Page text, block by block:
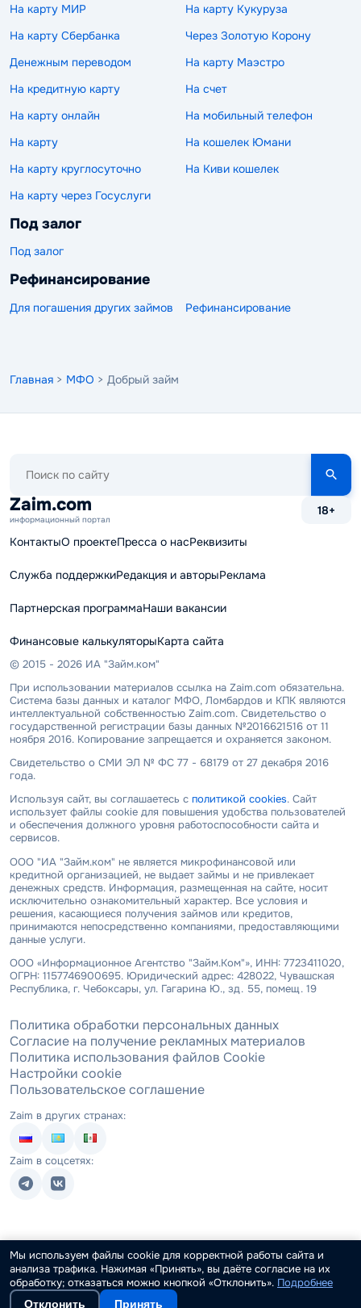
На карту МИР
На карту Кукуруза
На карту Сбербанка
Через Золотую Корону
Денежным переводом
На карту Маэстро
На кредитную карту
На счет
На карту онлайн
На мобильный телефон
На карту
На кошелек Юмани
На карту круглосуточно
На Киви кошелек
На карту через Госуслуги
Под залог
Под залог
Рефинансирование
Для погашения других займов Рефинансирование
Главная > МФО > Добрый займ
сайту
Zaim.com
информационный портал
18+
КонтактыО проектеПресса о насРеквизиты
Служба поддержкиРедакция и авторыРеклама
Партнерская программаНаши вакансии
Финансовые калькуляторыКарта сайта
© 2015 - 2026 ИА "Займ.ком"
При использовании материалов ссылка на Zaim.com обязательна.
Система базы данных и каталог МФО, Ломбардов и КПК являются
интеллектуальной собственностью Zaim.com. Свидетельство о
государственной регистрации базы данных №2016621516 от 11
ноября 2016. Копирование запрещается и охраняется законом.
Свидетельство о СМИ ЭЛ № ФС 77 - 68179 от 27 декабря 2016
года.
Используя сайт, вы соглашаетесь с политикой cookies. Сайт
использует файлы cookie для повышения удобства пользователей
и обеспечения должного уровня работоспособности сайта и
сервисов.
ООО "ИА "Займ.ком" не является микрофинансовой или
кредитной организацией, не выдает займы и не привлекает
денежных средств. Информация, размещенная на сайте, носит
исключительно ознакомительный характер. Все условия и
решения, касающиеся получения займов или кредитов,
принимаются непосредственно компаниями, предоставляющими
данные услуги.
ООО «Информационное Агентство "Займ.Ком"», ИНН: 7723411020,
ОГРН: 1157746900695. Юридический адрес: 428022, Чувашская
Республика, г. Чебоксары, ул. Гагарина Ю., зд. 55, помещ. 19
Политика обработки персональных данных
Согласие на получение рекламных материалов
Политика использования файлов Cookie
Настройки cookie
Пользовательское соглашение
Zaim в других странах:
Zaim в соцсетях:
Мы используем файлы cookie для корректной работы сайта и
анализа трафика. Нажимая «Принять», вы даёте согласие на их
обработку; отказаться можно кнопкой «Отклонить». Подробнее
Отклонить Принять